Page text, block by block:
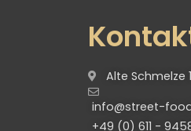
Alte Schmelze
info@street-
+49 (0) 611 -